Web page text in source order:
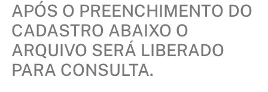
APÓS O PREENCHIMENTO DO
CADASTRO ABAIXO O
ARQUIVO SERÁ LIBERADO
PARA CONSULTA.